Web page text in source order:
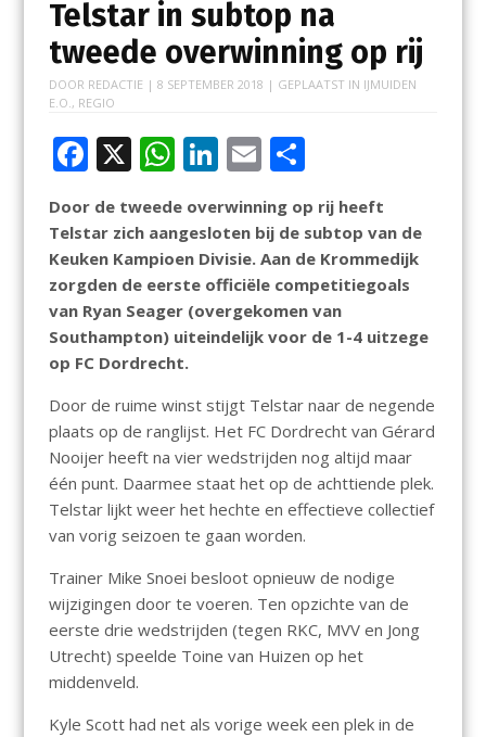
Telstar in subtop na
tweede overwinning op rij
DOOR REDACTIE | 8 SEPTEMBER 2018 | GEPLAATST IN IJMUIDEN
E.O. , REGIO
F
ac
e
b
o
o
k
X W
at
s
A
p
p
Li
k
e
dI
n
E
m
ai
l
D
el
e
n
Door de tweede overwinning op rij heeft
Telstar zich aangesloten bij de subtop van de
Keuken Kampioen Divisie. Aande Krommedijk
zorgden de eerste officiële competitiegoals
van Ryan Seager(overgekomen van
Southampton) uiteindelijk voor de 1-4 uitzege
op FC Dordrecht.
Door de ruime winst stijgt Telstar naar de negende
plaats op de ranglijst. Het FC Dordrecht van Gérard
Nooijer heeft na vier wedstrijden nog altijd maar
één punt. Daarmee staat het op de achttiende plek.
Telstar lijkt weer het hechte en effectieve collectief
van vorig seizoen te gaan worden.
TrainerMike Snoei besloot opnieuw de nodige
wijzigingen door te voeren. Ten opzichte van de
eerste drie wedstrijden (tegen RKC, MVV en Jong
Utrecht) speelde Toine van Huizen op het
middenveld.
Kyle Scott had net als vorige week een plek in de